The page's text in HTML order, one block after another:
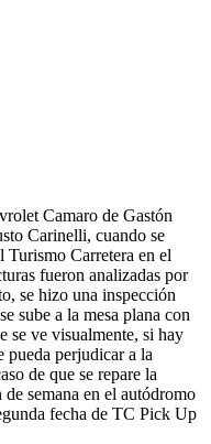
Camaro de Gastón
Carinelli, cuando se
Turismo Carretera en el
fueron analizadas por
se hizo una inspección
sube a la mesa plana con
se ve visualmente, si hay
pueda perjudicar a la
de que se repare la
semana en el autódromo
fecha de TC Pick Up